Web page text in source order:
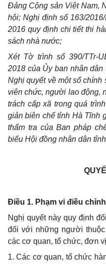
Đảng Cộng sản Việt Nam,
hội; Nghị định số 163/
2016 quy định chi tiết thi
sách nhà nước;
Xét Tờ trình số 390/TTr-
2018 của Ủy ban nhân dân
Nghị quyết về một số chính
viên chức, người lao động,
trách cấp xã trong quá
giản biên chế tỉnh Hà Tĩnh
thẩm tra của Ban pháp
biểu Hội đồng nhân dân
Điều 1. Phạm vi điều chỉnh
Nghị quyết này quy định
đối với những người
các cơ quan, tổ chức, đơn
1. Các cơ quan, tổ chức